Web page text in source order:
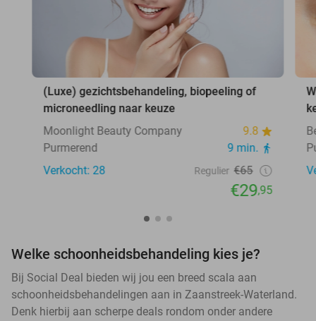
(Luxe) gezichtsbehandeling, biopeeling of
microneedling naar keuze
Moonlight Beauty Company
9.8
Purmerend
9 min.
Verkocht: 28
Regulier €65
€29,95
Welke schoonheidsbehandeling kies je?
Bij Social Deal bieden wij jou een breed scala aan
schoonheidsbehandelingen aan in Zaanstreek-Waterland.
Denk hierbij aan scherpe deals rondom onder andere